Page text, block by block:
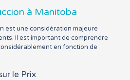
à Manitoba
est une considération majeure
Il est important de comprendre
en fonction de
le Prix